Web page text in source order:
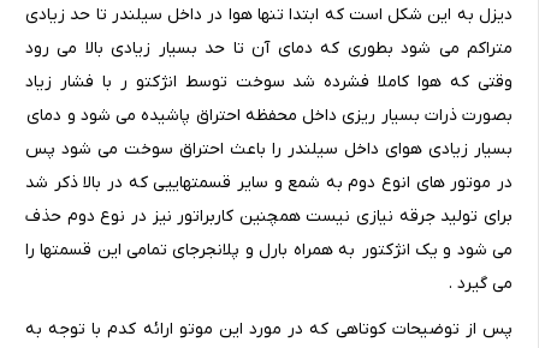
دیزل به این شکل است که ابتدا تنها هوا در داخل سیلندر تا حد زیادی
متراکم می شود بطوری که دمای آن تا حد بسیار زیادی بالا می رود
وقتی که هوا کاملا فشرده شد سوخت توسط انژکتو ر با فشار زیاد
بصورت ذرات بسیار ریزی داخل محفظه احتراق پاشیده می شود و دمای
بسیار زیادی هوای داخل سیلندر را باعث احتراق سوخت می شود پس
در موتور های انوع دوم به شمع و سایر قسمتهاییی که در بالا ذکر شد
برای تولید جرقه نیازی نیست همچنین کاربراتور نیز در نوع دوم حذف
می شود و یک انژکتور به همراه بارل و پلانجرجای تمامی این قسمتها را
می گیرد .
پس از توضیحات کوتاهی که در مورد این موتو ارائه کدم با توجه به